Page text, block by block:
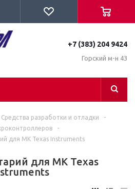
+7 (383) 204 9424
Горский м-н 43
Средства разработки и отладки
-
-
для МК Texas Instruments
для МК Texas